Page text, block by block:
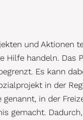
und Aktionen
handeln. Das
Es kann
in der
in der
gemacht.